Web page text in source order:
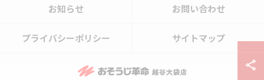
お知らせ お問い合わせ
プライバシーポリシー サイトマップ